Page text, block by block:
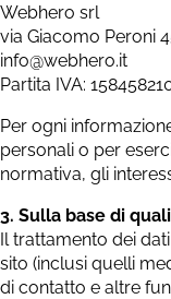
Webhero srl
via Giacomo Peroni
info@webhero.it
Partita IVA:
Per ogni
personali o per
normativa, gli
3. Sulla base di
Il trattamento dei
sito (inclusi quelli
di contatto e altre